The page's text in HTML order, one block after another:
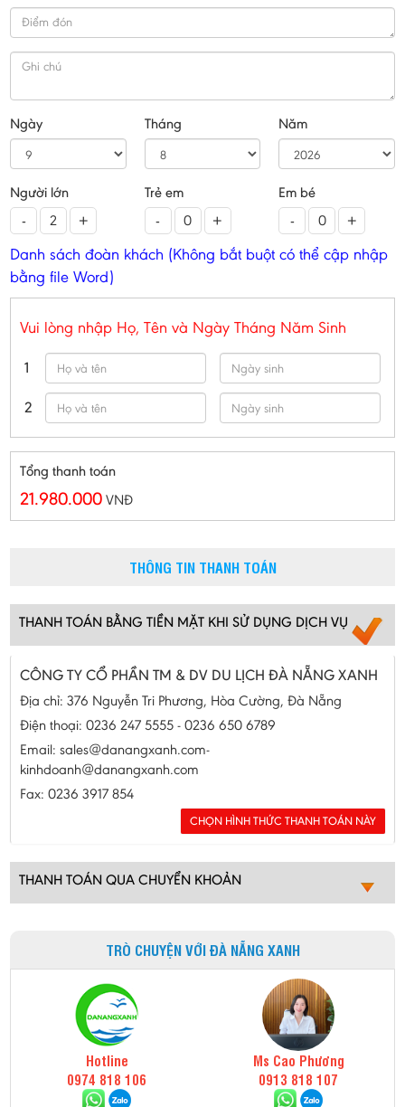
Ngày Tháng Năm
Người lớn
+
-
Trẻ em
+
-
Em bé
+
-
Danh sách đoàn khách (Không bắt buột có thể cập nhập
bằng file Word)
Vui lòng nhập Họ, Tên và Ngày Tháng Năm Sinh
1
2
Tổng thanh toán
21.980.000 VNĐ
THÔNG TIN THANH TOÁN
THANH TOÁN BẰNG TIỀN MẶT KHI SỬ DỤNG DỊCH VỤ
CÔNG TY CỔ PHẦN TM & DV DU LỊCH ĐÀ NẴNG XANH
Địa chỉ: 376 Nguyễn Tri Phương, Hòa Cường, Đà Nẵng
Điện thoại: 0236 247 5555 - 0236 650 6789
Email: sales@danangxanh.com-
kinhdoanh@danangxanh.com
Fax: 0236 3917 854
THANH TOÁN QUA CHUYỂN KHOẢN
TRÒ CHUYỆN VỚI ĐÀ NẴNG XANH
Hotline
0974 818 106
Ms Cao Phương
0913 818 107